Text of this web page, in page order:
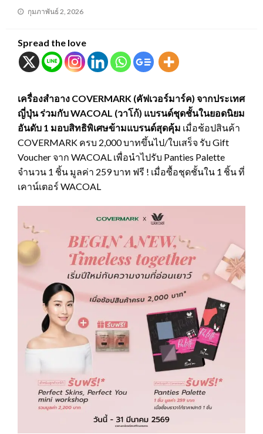
Posted
กุมภาพันธ์ 2, 2026
Spread the love
เครื่องสำอาง COVERMARK (คัฟเวอร์มาร์ค) จากประเทศ
ญี่ปุ่น ร่วมกับ WACOAL (วาโก้) แบรนด์ชุดชั้นในยอดนิยม
อันดับ 1 มอบสิทธิพิเศษข้ามแบรนด์สุดคุ้ม เมื่อช้อปสินค้า
COVERMARK ครบ 2,000 บาทขึ้นไป/ใบเสร็จ รับ Gift
Voucher จาก WACOAL เพื่อนำไปรับ Panties Palette
จำนวน 1 ชิ้น มูลค่า 259 บาท ฟรี ! เมื่อซื้อชุดชั้นใน 1 ชิ้น ที่
เคาน์เตอร์ WACOAL